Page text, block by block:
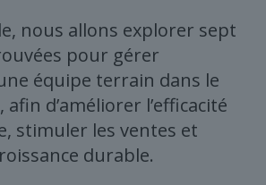
nous allons explorer sept
pour gérer
équipe terrain dans le
afin d’améliorer l’efficacité
stimuler les ventes et
durable.